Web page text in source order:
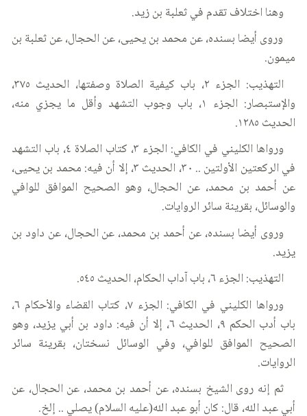
وهنا اختلاف تقدم في ثعلبة بن زيد.
وروى أيضا بسنده، عن محمد بن يحيى، عن الحجال، عن ثعلبة بن
ميمون.
التهذيب: الجزء ٢، باب كيفية الصلاة وصفتها، الحديث ٣٧٥،
والإستبصار: الجزء ١، باب وجوب التشهد وأقل ما يجزي منه،
الحديث ١٢٨٥.
ورواها الكليني في الكافي: الجزء ٣، كتاب الصلاة ٤، باب التشهد
في الركعتين الأولتين .. ٣٠، الحديث ٣، إلا أن فيه: محمد بن يحيى،
عن أحمد بن محمد، عن الحجال، وهو الصحيح الموافق للوافي
والوسائل، بقرينة سائر الروايات.
وروى أيضا بسنده، عن أحمد بن محمد، عن الحجال، عن داود بن
يزيد.
التهذيب: الجزء ٦، باب آداب الحكام، الحديث ٥٤٥.
ورواها الكليني في الكافي: الجزء ٧، كتاب القضاء والأحكام ٦،
باب أدب الحكم ٩، الحديث ٦، إلا أن فيه: داود بن أبي يزيد، وهو
الصحيح الموافق للوافي، وفي الوسائل نسختان، بقرينة سائر
الروايات.
ثم إنه روى الشيخ بسنده، عن أحمد بن محمد، عن الحجال، عن
أبي عبد الله، قال: كان أبو عبد الله(عليه السلام) يصلي .. إلخ.